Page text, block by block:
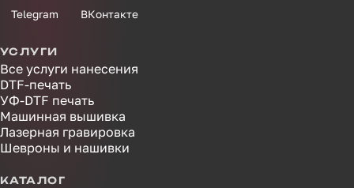
Telegram ВКонтакте
УСЛУГИ
Все услуги нанесения
DTF-печать
УФ-DTF печать
Машинная вышивка
Лазерная гравировка
Шевроны и нашивки
КАТАЛОГ